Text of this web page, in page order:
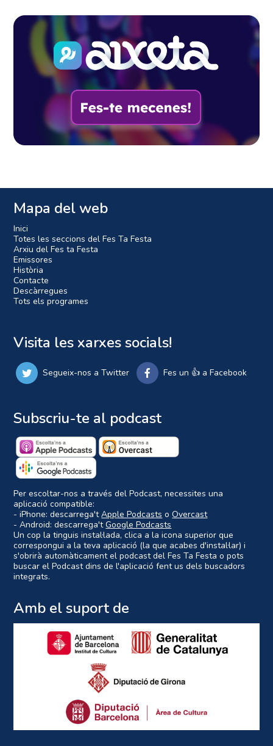
Mapa del web
Inici
Totes les seccions del Fes Ta Festa
Arxiu del Fes ta Festa
Emissores
Història
Contacte
Descàrregues
Tots els programes
Visita les xarxes socials!
Segueix-nos a Twitter Fes un 👍 a Facebook
Subscriu-te al podcast
Per escoltar-nos a través del Podcast, necessites una
aplicació compatible:
- iPhone: descarrega'tApple Podcasts oOvercast
- Android: descarrega'tGoogle Podcasts
Un cop la tinguis instal·lada, clica a la icona superior que
correspongui a la teva aplicació (la que acabes d'instal·lar) i
s'obrirà automàticament el podcast del Fes Ta Festa o pots
buscar el Podcast dins de l'aplicació fent us dels buscadors
integrats.
Amb el suport de